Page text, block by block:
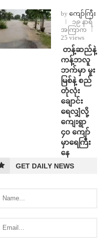
by ကျော်ကြီး
၁၉ နာရီ
အကြာက
25 views
⁩ ⁨တန့်ဆည်နဲ့
ကန့်ဘလူ
ဘက်မှာ မူး
မြစ်နဲ့ စည်
တုံလုံး
ချောင်း
ရေလျှံလို့
ကျေးရွာ
၄၀ ကျော်
မှာရေကြီး
နေ
GET DAILY NEWS